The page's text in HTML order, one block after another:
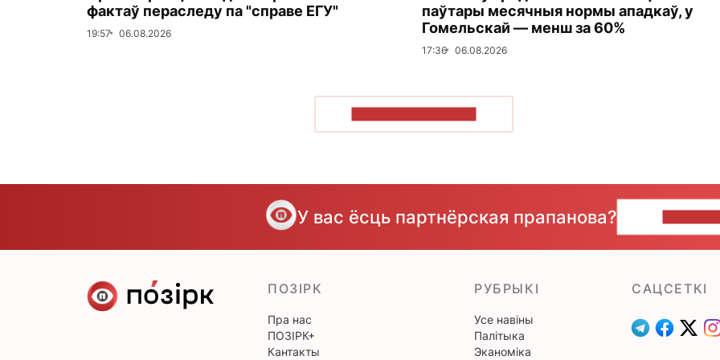
фактаў пераследу па "справе ЕГУ"
19:57 06.08.2026
паўтары месячныя нормы ападкаў, у
Гомельскай — менш за 60%
17:36 06.08.2026
У вас ёсць партнёрская прапанова?
ПОЗІРК
Пра нас
ПОЗІРК+
Кантакты
РУБРЫКІ
Усе навіны
Палітыка
Эканоміка
САЦСЕТКІ